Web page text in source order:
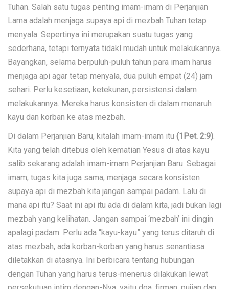
Tuhan. Salah satu tugas penting imam-imam di Perjanjian
Lama adalah menjaga supaya api di mezbah Tuhan tetap
menyala. Sepertinya ini merupakan suatu tugas yang
sederhana, tetapi ternyata tidakl mudah untuk melakukannya.
Bayangkan, selama berpuluh-puluh tahun para imam harus
menjaga api agar tetap menyala, dua puluh empat (24) jam
sehari. Perlu kesetiaan, ketekunan, persistensi dalam
melakukannya. Mereka harus konsisten di dalam menaruh
kayu dan korban ke atas mezbah.
Di dalam Perjanjian Baru, kitalah imam-imam itu (1Pet. 2:9).
Kita yang telah ditebus oleh kematian Yesus di atas kayu
salib sekarang adalah imam-imam Perjanjian Baru. Sebagai
imam, tugas kita juga sama, menjaga secara konsisten
supaya api di mezbah kita jangan sampai padam. Lalu di
mana api itu? Saat ini api itu ada di dalam kita, jadi bukan lagi
mezbah yang kelihatan. Jangan sampai ‘mezbah’ ini dingin
apalagi padam. Perlu ada “kayu-kayu” yang terus ditaruh di
atas mezbah, ada korban-korban yang harus senantiasa
diletakkan di atasnya. Ini berbicara tentang hubungan
dengan Tuhan yang harus terus-menerus dilakukan lewat